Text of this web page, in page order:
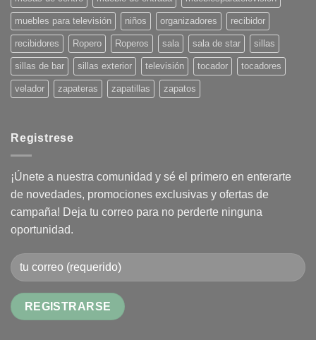
muebles para televisión niños organizadores recibidor
recibidores Ropero Roperos sala sala de star sillas
sillas de bar sillas exterior televisión tocador tocadores
velador zapateras zapatillas zapatos
Registrese
¡Únete a nuestra comunidad y sé el primero en enterarte
de novedades, promociones exclusivas y ofertas de
campaña! Deja tu correo para no perderte ninguna
oportunidad.